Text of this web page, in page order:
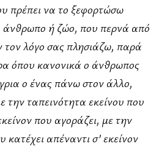
πρέπει να το ξεφορτώσω
άνθρωπο ή ζώο, που περνά από
τον λόγο σας πλησιάζω, παρά
όπου κανονικά ο άνθρωπος
ο ένας πάνω στον άλλο,
την ταπεινότητα εκείνου που
που αγοράζει, με την
κατέχει απέναντι σ’ εκείνον